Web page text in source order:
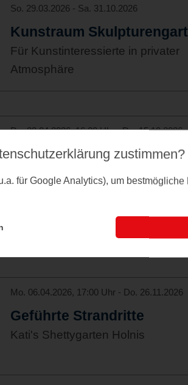
So. 29.03.2026 - Sa. 31.10.2026
Kunstraum
Für Kunstinteressierte in privater
Atmosphäre
Do. 02.04.2026, 16:00 Uhr - Do. 15.10.2026
Führung durch Maasholm
Mo. 06.04.2026, 17:00 Uhr - Do. 26.11.2026
Geführte Strandritte
Kati's Shettygarten Holnis
zustimmen?
für Google Analytics), um